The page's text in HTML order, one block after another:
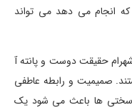
انجام می دهد می تواند
حقیقت دوست و پانته آ
صمیمیت و رابطه عاطفی
و سختی ها باعث می شود یک